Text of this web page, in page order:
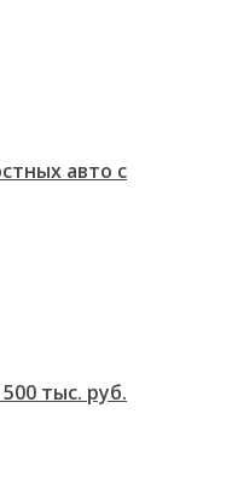
авто с
тыс. руб.